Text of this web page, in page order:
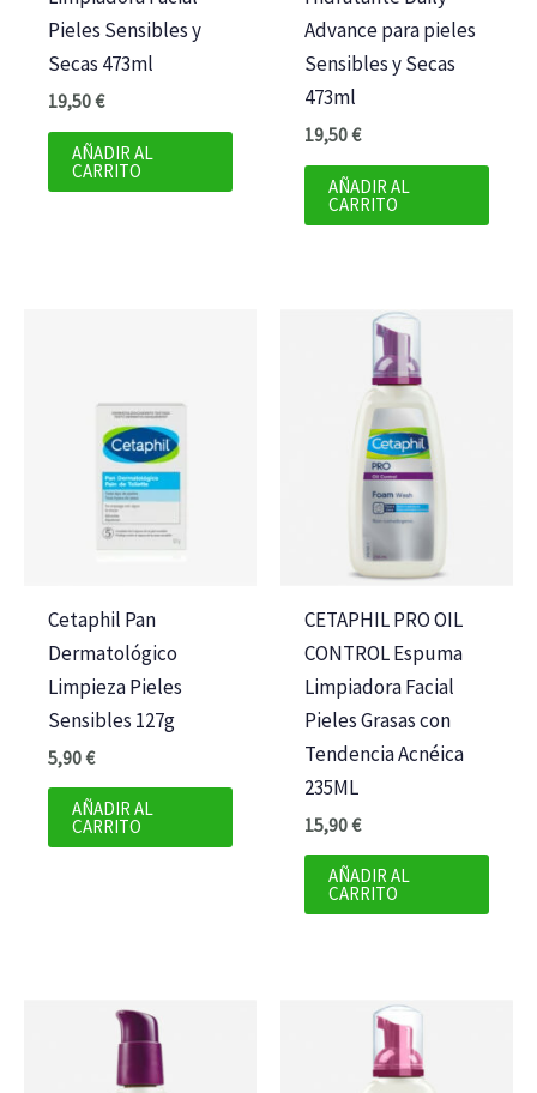
Pieles Sensibles y
Secas 473ml
19,50€
AÑADIR AL
CARRITO
Advance para pieles
Sensibles y Secas
473ml
19,50€
AÑADIR AL
CARRITO
Cetaphil Pan
Dermatológico
Limpieza Pieles
Sensibles 127g
5,90€
AÑADIR AL
CARRITO
CETAPHIL PRO OIL
CONTROL Espuma
Limpiadora Facial
Pieles Grasas con
Tendencia Acnéica
235ML
15,90€
AÑADIR AL
CARRITO